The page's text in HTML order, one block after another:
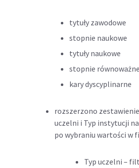
tytuły zawodowe
stopnie naukowe
tytuły naukowe
stopnie równoważne
kary dyscyplinarne
rozszerzono zestawienie
uczelni i Typ instytucji
po wybraniu wartości w
Typ uczelni –